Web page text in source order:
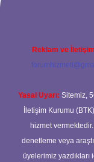
Reklam ve
Yasal Uyarı: Sitemiz,
İletişim Kurumu
hizmet
denetleme veya
üyelerimiz